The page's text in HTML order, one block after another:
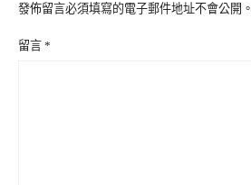
發佈留言必須填寫的電子郵件地址不會公開。
留言 *